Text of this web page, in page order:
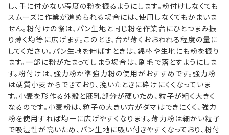
し、手に付かない程度の粉を振るようにします。粉付けしなくても
スムーズに作業が進められる場合には、使用しなくてもかまいま
せん。粉付けの際は、パン生地と同じ粉を作業台にひとつまみ振
り薄く均等に広げます。このとき、台が薄くおおわれる程度の量に
してください。パン生地を伸ばすときは、綿棒や生地にも粉を振り
ます。一部に粉がたまってしまう場合は、刷毛で落とすようにしま
す。粉付けは、強力粉か準強力粉の使用がおすすめです。強力粉
は硬質小麦からできており、挽いたときに砕けにくくなっていま
す。小麦を形作る外殻と胚乳部分が硬いため、粒子が粗く大きく
なるのです。小麦粉は、粒子の大きい方がダマはできにくく、強力
粉を使用すれば均一に広げやすくなります。薄力粉は細かい粒子
で吸湿性が高いため、パン生地に吸い付きやすくなっており、粉付